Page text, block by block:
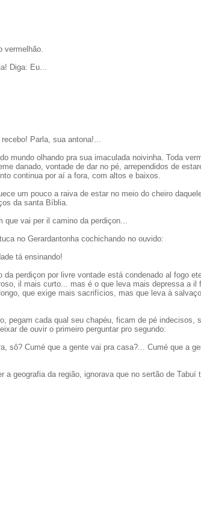
vermelhão.
Diga: Eu...
Parla, sua antona!...
mundo olhando pra sua imaculada noivinha. Toda
danado, vontade de dar no pé, arrependidos de
continua por aí a fora, com altos e baixos.
um pouco a raiva de estar no meio do cheiro
da santa Bíblia.
que vai per il camino da perdiçon...
no Gerardantonha cochichando no ouvido:
tá ensinando!
perdiçon por livre vontade está condenado al fogo
il mais curto... mas é o que leva mais depressa a il
que exige mais sacrifícios, mas que leva à
pegam cada qual seu chapéu, ficam de pé indecisos,
de ouvir o primeiro perguntar pro segundo:
sô? Cumé que a gente vai pra casa?... Cumé que a
a geografia da região, ignorava que no sertão de Tabuí